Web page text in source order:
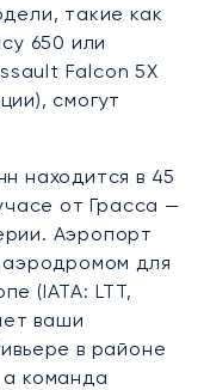
такие как
650 или
Falcon 5X
смогут
находится в 45
от Грасса —
Аэропорт
аэродромом для
(IATA: LTT,
ваши
в районе
команда